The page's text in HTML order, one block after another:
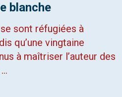
blanche
sont réfugiées à
qu’une vingtaine
à maîtriser l’auteur des